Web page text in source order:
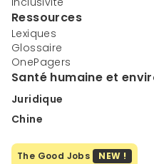
Ressources
Lexiques
Glossaire
OnePagers
Santé humaine et
Juridique
Chine
The Good Jobs NEW !